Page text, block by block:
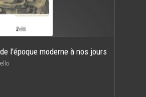
l'époque moderne à nos jours